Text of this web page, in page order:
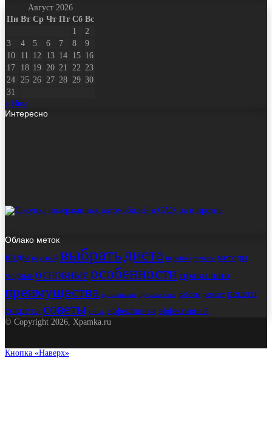
Август 2026
Пн Вт Ср Чт Пт Сб Вс
1
2
3
4 5 6 7 8
9
10
11 12 13 14 15 16
17
18 19 20 21 22 23
24
25 26 27 28 29 30
31
« Июл
Интересно
Облако меток
виды вкусный выбратьдиета игровой лучшие методы
модные основные особенности правильно
преимущества применение путешествие работы ремонт рецепт
секреты советы стиль эффективные эффективный
© Copyright 2026, Xpamka.ru
Кнопка «Наверх»